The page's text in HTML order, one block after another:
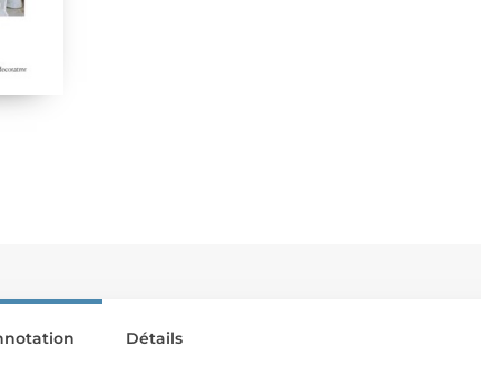
Détails